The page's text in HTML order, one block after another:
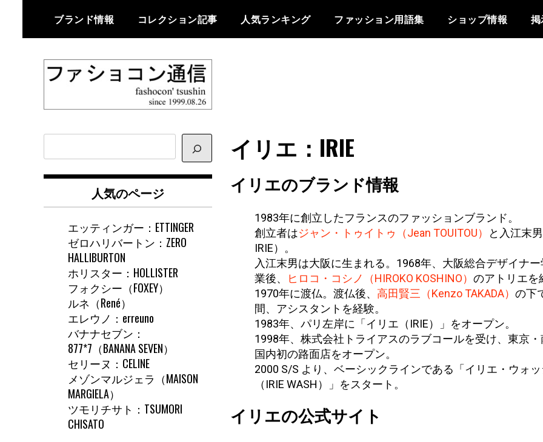
content
ブランド情報 コレクション記事 人気ランキング ファッション用語集 ショップ情報
ファショコン通
信
ザイナーの観点からファッション
とモードを分析するファッション
イリエ：IRIE
イリエのブランド情報
1983年に創立したフランスのファッションブランド。
創立者はジャン・トゥイトゥ（Jean TOUITOU）
と入江末
IRIE）。
入江末男は大阪に生まれる。1968年、大阪総合デザイナ
業後、
ヒロコ・コシノ（HIROKO KOSHINO） のアトリエを
1970年に渡仏。渡仏後、 高田賢三（Kenzo TAKADA） の下
間、アシスタントを経験。
1983年、パリ左岸に「イリエ（IRIE）」をオープン。
1998年、株式会社トライアスのラブコールを受け、東京・
国内初の路面店をオープン。
2000 S/S より、ベーシックラインである「イリエ・ウォッ
（IRIE WASH）」をスタート。
イリエの公式サイト
イ
ト
人気のページ
エッティンガー：ETTINGER
ゼロハリバートン：ZERO
HALLIBURTON
ホリスター：HOLLISTER
フォクシー（FOXEY）
ルネ（René）
エレウノ：erreuno
バナナセブン：
877*7（BANANA SEVEN）
セリーヌ：CELINE
メゾンマルジェラ（MAISON
MARGIELA）
ツモリチサト：TSUMORI
CHISATO